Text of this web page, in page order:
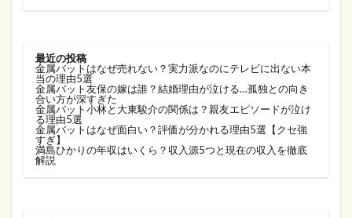
最近の投稿
金属バットはなぜ売れない？実力派なのにテレビに出ない本
当の理由5選
金属バット友保の嫁は誰？結婚理由が泣ける…孤独との向き
合い方が深すぎた
金属バット小林と大東駿介の関係は？親友エピソードが泣け
る理由5選
金属バットはなぜ面白い？評価が分かれる理由5選【クセ強
すぎ】
満島ひかりの年収はいくら？収入源5つと現在の収入を徹底
解説